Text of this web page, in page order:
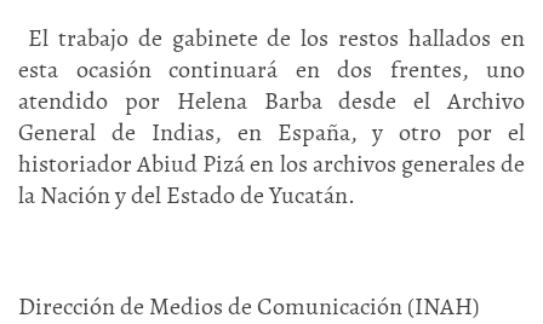
El trabajo de gabinete de los restos hallados en
esta ocasión continuará en dos frentes, uno
atendido por Helena Barba desde el Archivo
General de Indias, en España, y otro por el
historiador Abiud Pizá en los archivos generales de
la Nación y del Estado de Yucatán.
Dirección de Medios de Comunicación (INAH)